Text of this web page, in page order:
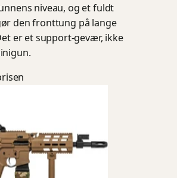
niveau, og et fuldt
den fronttung på lange
er et support-gevær, ikke